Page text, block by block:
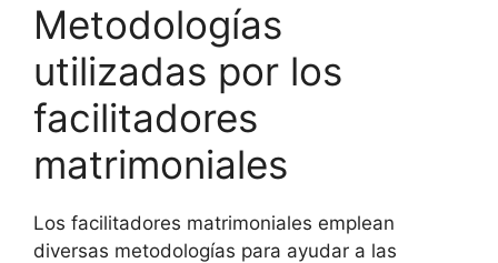
Metodologías
utilizadas por los
facilitadores
matrimoniales
Los facilitadores matrimoniales emplean
diversas metodologías para ayudar a las